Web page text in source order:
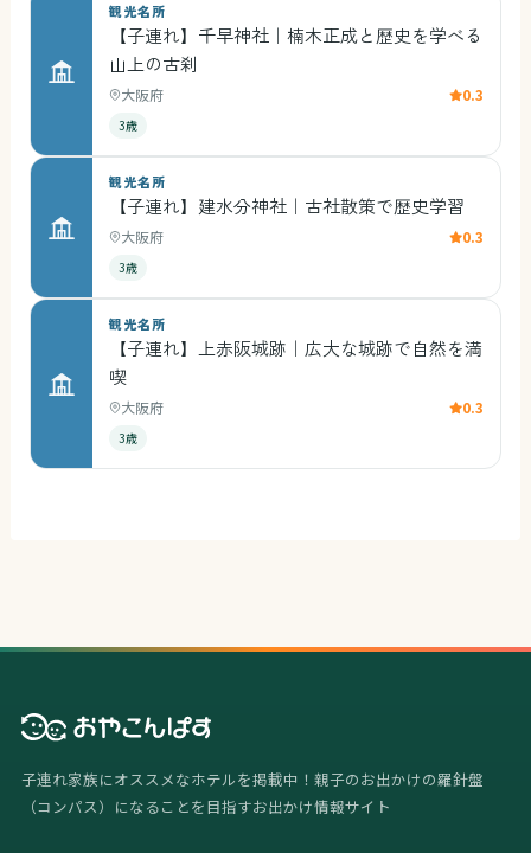
観光名所
【子連れ】千早神社｜楠木正成と歴史を学べる
山上の古刹
大阪府 0.3
3歳
観光名所
【子連れ】建水分神社｜古社散策で歴史学習
大阪府 0.3
3歳
観光名所
【子連れ】上赤阪城跡｜広大な城跡で自然を満
喫
大阪府 0.3
3歳
子連れ家族にオススメなホテルを掲載中！親子のお出かけの羅針盤
（コンパス）になることを目指すお出かけ情報サイト